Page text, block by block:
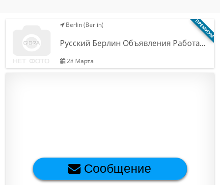
ПРЕМИУМ
Berlin (Berlin)
Русский Берлин Объявления Работа…
28 Марта
Сообщение